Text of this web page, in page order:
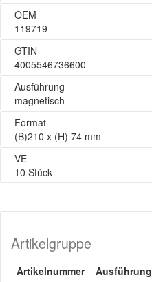
OEM
119719
GTIN
4005546736600
Ausführung
magnetisch
Format
(B)210 x (H) 74 mm
VE
10 Stück
Artikelgruppe
Artikelnummer Ausführung